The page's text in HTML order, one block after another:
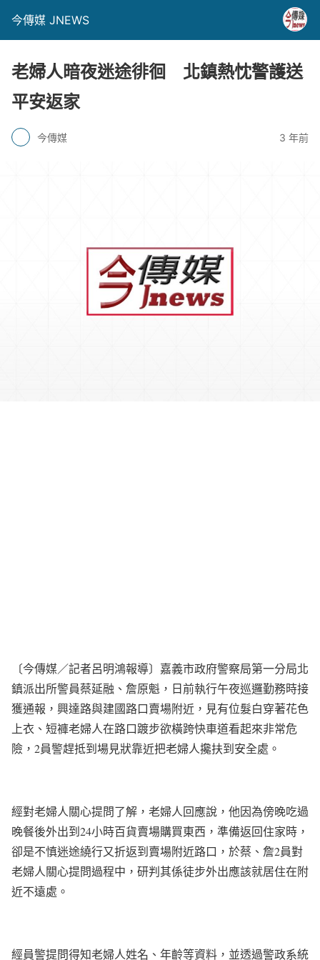
今傳媒 JNEWS
老婦人暗夜迷途徘徊 北鎮熱忱警護送
平安返家
今傳媒 3 年前
〔今傳媒／記者呂明鴻報導〕嘉義市政府警察局第一分局北
鎮派出所警員蔡延融、詹原魁，日前執行午夜巡邏勤務時接
獲通報，興達路與建國路口賣場附近，見有位髮白穿著花色
上衣、短褲老婦人在路口踱步欲橫跨快車道看起來非常危
險，2員警趕抵到場見狀靠近把老婦人攙扶到安全處。
經對老婦人關心提問了解，老婦人回應說，他因為傍晚吃過
晚餐後外出到24小時百貨賣場購買東西，準備返回住家時，
卻是不慎迷途繞行又折返到賣場附近路口，於蔡、詹2員對
老婦人關心提問過程中，研判其係徒步外出應該就居住在附
近不遠處。
經員警提問得知老婦人姓名、年齡等資料，並透過警政系統